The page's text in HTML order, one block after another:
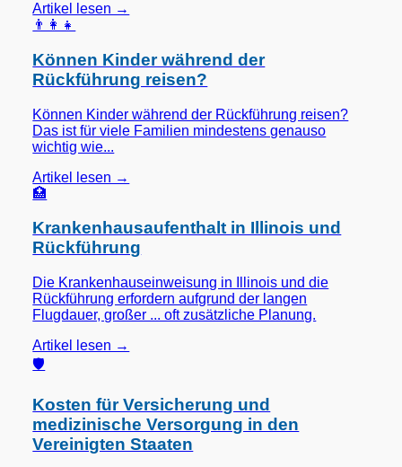
Artikel lesen →
👨‍👩‍👧
Können Kinder während der
Rückführung reisen?
Können Kinder während der Rückführung reisen?
Das ist für viele Familien mindestens genauso
wichtig wie...
Artikel lesen →
🏥
Krankenhausaufenthalt in Illinois und
Rückführung
Die Krankenhauseinweisung in Illinois und die
Rückführung erfordern aufgrund der langen
Flugdauer, großer ... oft zusätzliche Planung.
Artikel lesen →
🛡️
Kosten für Versicherung und
medizinische Versorgung in den
Vereinigten Staaten